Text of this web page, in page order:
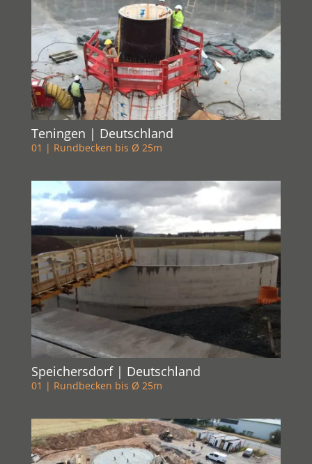
Teningen | Deutschland
01 | Rundbecken bis Ø 25m
Speichersdorf | Deutschland
01 | Rundbecken bis Ø 25m